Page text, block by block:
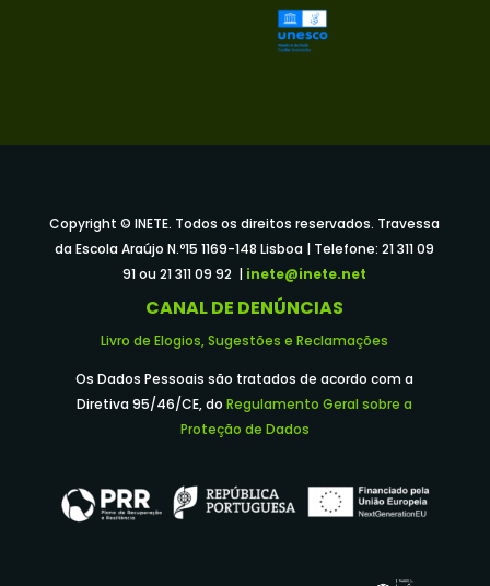
Copyright © INETE. Todos os direitos reservados. Travessa
da Escola Araújo N.º15 1169-148 Lisboa | Telefone: 21 311 09
91 ou 21 311 09 92 | inete@inete.net
CANAL DE DENÚNCIAS
Livro de Elogios, Sugestões e Reclamações
Os Dados Pessoais são tratados de acordo com a
Diretiva 95/46/CE, doRegulamento Geral sobre a
Proteção de Dados